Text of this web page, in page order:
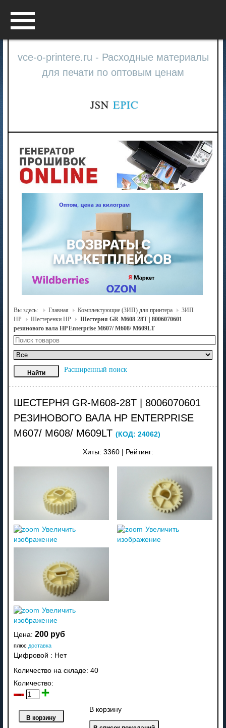
vce-o-printere.ru - Расходные материалы
для печати по оптовым ценам
Вы здесь: Главная Комплектующие (ЗИП) для принтера
ЗИП
HP
Шестеренки HP
Шестерня GR-M608-28T | 8006070601
резинового вала HP Enterprise M607/ M608/ M609LT
Расширенный поиск
ШЕСТЕРНЯ GR-M608-28T | 8006070601
РЕЗИНОВОГО ВАЛА HP ENTERPRISE
M607/ M608/ M609LT (КОД: 24062)
Хиты: 3360 Рейтинг:
Увеличить
изображение
Увеличить
изображение
Увеличить
изображение
Цена: 200 руб
плюс доставка
Цифровой : Нет
Количество на складе: 40
Количество:
В корзину